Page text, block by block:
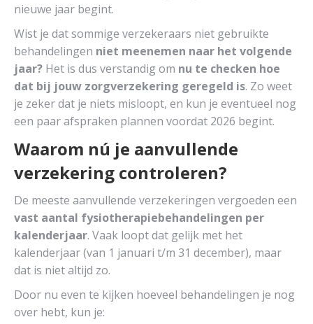
nieuwe jaar begint.
Wist je dat sommige verzekeraars niet gebruikte
behandelingen niet meenemen naar het volgende
jaar? Het is dus verstandig om nu te checken hoe
dat bij jouw zorgverzekering geregeld is. Zo weet
je zeker dat je niets misloopt, en kun je eventueel nog
een paar afspraken plannen voordat 2026 begint.
Waarom nú je aanvullende
verzekering controleren?
De meeste aanvullende verzekeringen vergoeden een
vast aantal fysiotherapiebehandelingen per
kalenderjaar. Vaak loopt dat gelijk met het
kalenderjaar (van 1 januari t/m 31 december), maar
dat is niet altijd zo.
Door nu even te kijken hoeveel behandelingen je nog
over hebt, kun je: